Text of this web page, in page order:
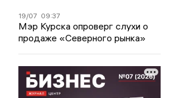
19/07 09:37
Мэр Курска опроверг слухи о
продаже «Северного рынка»